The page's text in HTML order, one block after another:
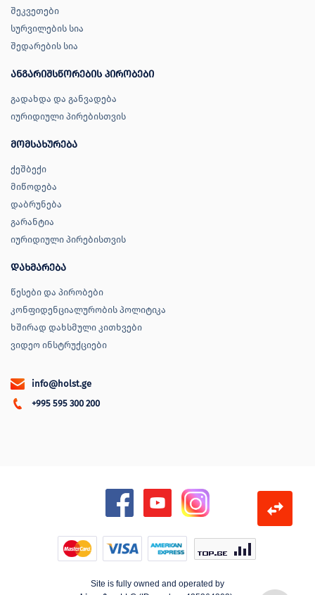
შეკვეთები
სურვილების სია
შედარების სია
ანგარიშსწორების პირობები
გადახდა და განვადება
იურიდიული პირებისთვის
მომსახურება
ქეშბექი
მიწოდება
დაბრუნება
გარანტია
იურიდიული პირებისთვის
დახმარება
წესები და პირობები
კონფიდენციალურობის პოლიტიკა
ხშირად დახსმული კითხვები
ვიდეო ინსტრუქციები
info@holst.ge
+995 595 300 200
Site is fully owned and operated by